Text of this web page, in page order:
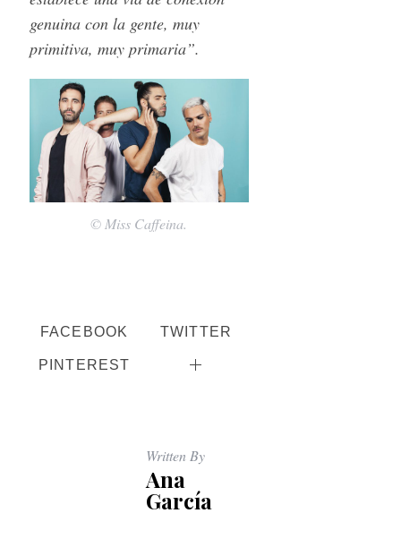
genuina con la gente, muy
primitiva, muy primaria”.
© Miss Caffeina.
FACEBOOK TWITTER
PINTEREST
Written By
Ana
García